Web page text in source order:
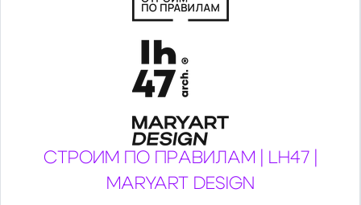
СТРОИМ ПО ПРАВИЛАМ | LH47 |
MARYART DESIGN